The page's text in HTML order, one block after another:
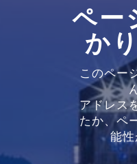
ペー
か
このペー
アドレス
たか、ペ
能